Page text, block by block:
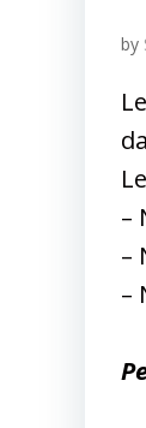
by
–
–
–